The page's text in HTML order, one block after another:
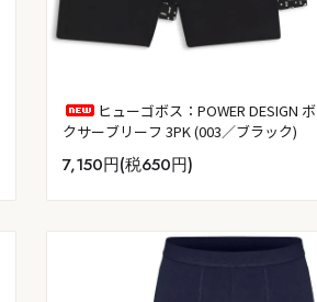
ヒューゴボス：POWER DESIGN ボ
クサーブリーフ 3PK (003／ブラック)
7,150円(税650円)